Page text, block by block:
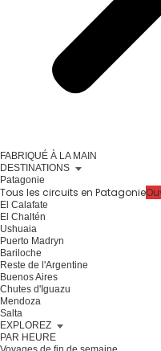
FABRIQUÉ À LA MAIN
DESTINATIONS
Patagonie
Tous les circuits en Patagonie
El Calafate
El Chaltén
Ushuaia
Puerto Madryn
Bariloche
Reste de l'Argentine
Buenos Aires
Chutes d'Iguazu
Mendoza
Salta
EXPLOREZ
PAR HEURE